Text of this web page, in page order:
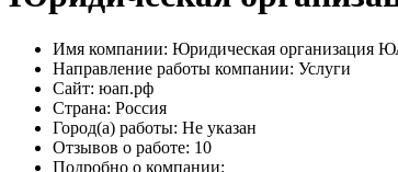
Имя компании: Юридическая организация
Направление работы компании: Услуги
Сайт: юап.рф
Страна: Россия
Город(а) работы: Не указан
Отзывов о работе: 10
Подробно о компании: